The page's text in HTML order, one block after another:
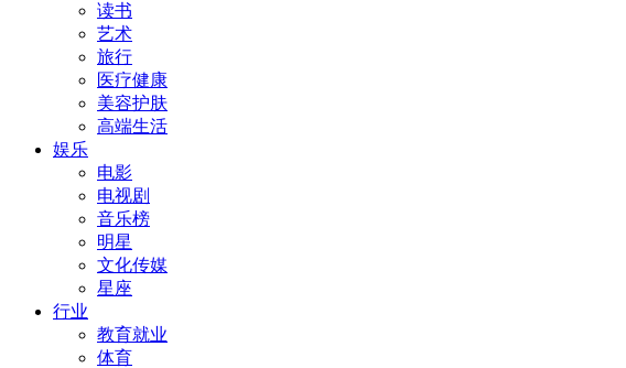
读书
艺术
旅行
医疗健康
美容护肤
高端生活
娱乐
电影
电视剧
音乐榜
明星
文化传媒
星座
行业
教育就业
体育